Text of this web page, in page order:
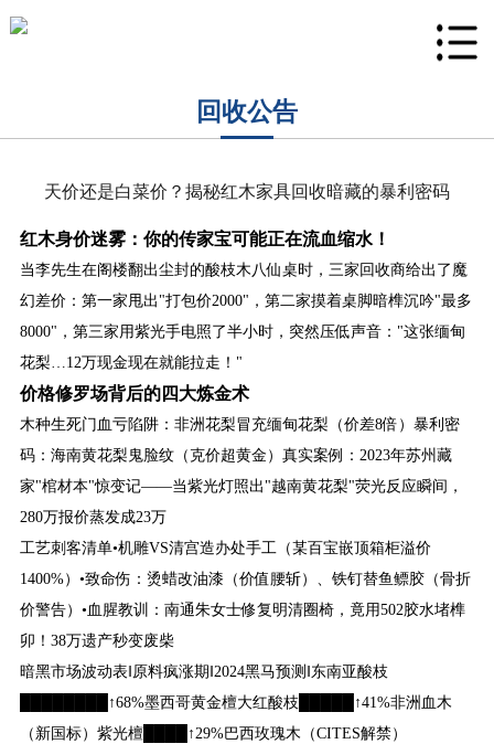
回收公告
天价还是白菜价？揭秘红木家具回收暗藏的暴利密码
红木身价迷雾：你的传家宝可能正在流血缩水！
当李先生在阁楼翻出尘封的酸枝木八仙桌时，三家回收商给出了魔
幻差价：第一家甩出"打包价2000"，第二家摸着桌脚暗榫沉吟"最多
8000"，第三家用紫光手电照了半小时，突然压低声音："这张缅甸
花梨…12万现金现在就能拉走！"
价格修罗场背后的四大炼金术
木种生死门血亏陷阱：非洲花梨冒充缅甸花梨（价差8倍）暴利密
码：海南黄花梨鬼脸纹（克价超黄金）真实案例：2023年苏州藏
家"棺材本"惊变记——当紫光灯照出"越南黄花梨"荧光反应瞬间，
280万报价蒸发成23万
工艺刺客清单•机雕VS清宫造办处手工（某百宝嵌顶箱柜溢价
1400%）•致命伤：烫蜡改油漆（价值腰斩）、铁钉替鱼鳔胶（骨折
价警告）•血腥教训：南通朱女士修复明清圈椅，竟用502胶水堵榫
卯！38万遗产秒变废柴
暗黑市场波动表‖原料疯涨期‖2024黑马预测‖东南亚酸枝
████████↑68%墨西哥黄金檀大红酸枝█████↑41%非洲血木
（新国标）紫光檀████↑29%巴西玫瑰木（CITES解禁）